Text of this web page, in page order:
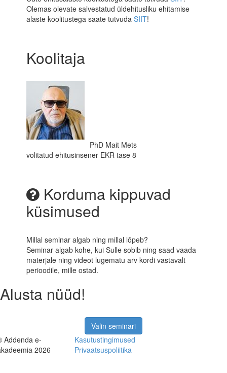
Olemas olevate salvestatud üldehitusliku ehitamise
alaste koolitustega saate tutvudaSIIT!
Koolitaja
PhD Mait Mets
volitatud ehitusinsener EKR tase 8
Korduma kippuvad
küsimused
Millal seminar algab ning millal lõpeb?
Seminar algab kohe, kui Sulle sobib ning saad vaada
materjale ning videot lugematu arv kordi vastavalt
perioodile, mille ostad.
Alusta nüüd!
Valin seminari
Addenda e-
2026
Kasutustingimused
Privaatsuspoliitika